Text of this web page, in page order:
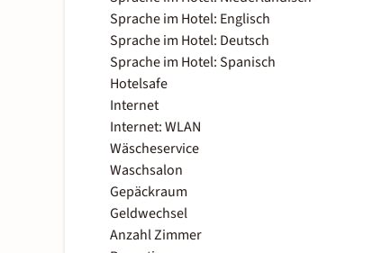
Sprache im Hotel: Englisch
Sprache im Hotel: Deutsch
Sprache im Hotel: Spanisch
Hotelsafe
Internet
Internet: WLAN
Wäscheservice
Waschsalon
Gepäckraum
Geldwechsel
Anzahl Zimmer